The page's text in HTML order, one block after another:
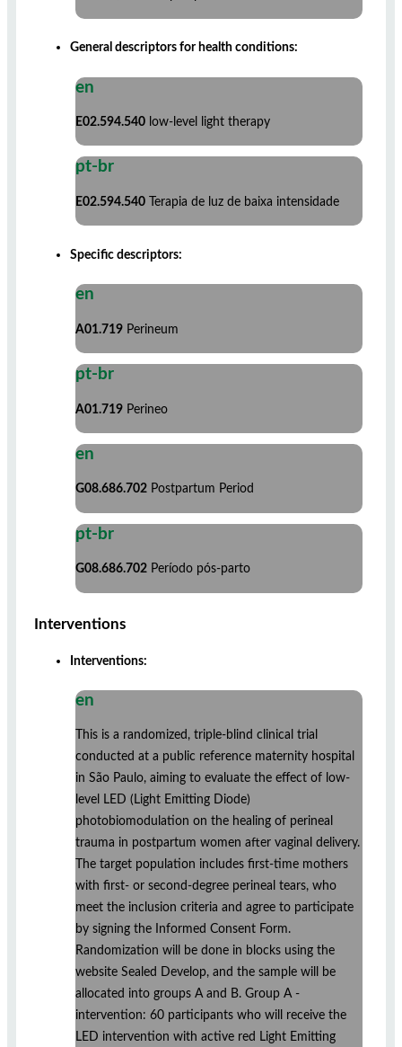
General descriptors for health conditions:
en
E02.594.540 low-level light therapy
pt-br
E02.594.540 Terapia de luz de baixa intensidade
Specific descriptors:
en
A01.719 Perineum
pt-br
A01.719 Perineo
en
G08.686.702 Postpartum Period
pt-br
G08.686.702 Período pós-parto
Interventions
Interventions:
en
This is a randomized, triple-blind clinical trial
conducted at a public reference maternity hospital
in São Paulo, aiming to evaluate the effect of low-
level LED (Light Emitting Diode)
photobiomodulation on the healing of perineal
trauma in postpartum women after vaginal delivery.
The target population includes first-time mothers
with first- or second-degree perineal tears, who
meet the inclusion criteria and agree to participate
by signing the Informed Consent Form.
Randomization will be done in blocks using the
website Sealed Develop, and the sample will be
allocated into groups A and B. Group A -
intervention: 60 participants who will receive the
LED intervention with active red Light Emitting